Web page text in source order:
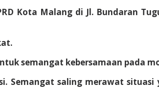
Kota Malang di Jl. Bundaran
semangat kebersamaan pada
Semangat saling merawat situasi